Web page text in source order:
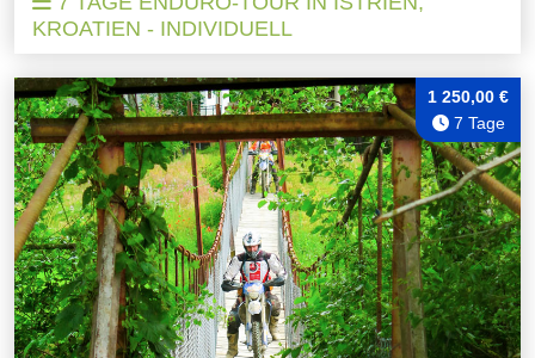
KROATIEN - INDIVIDUELL
1 250,00 €
7 Tage